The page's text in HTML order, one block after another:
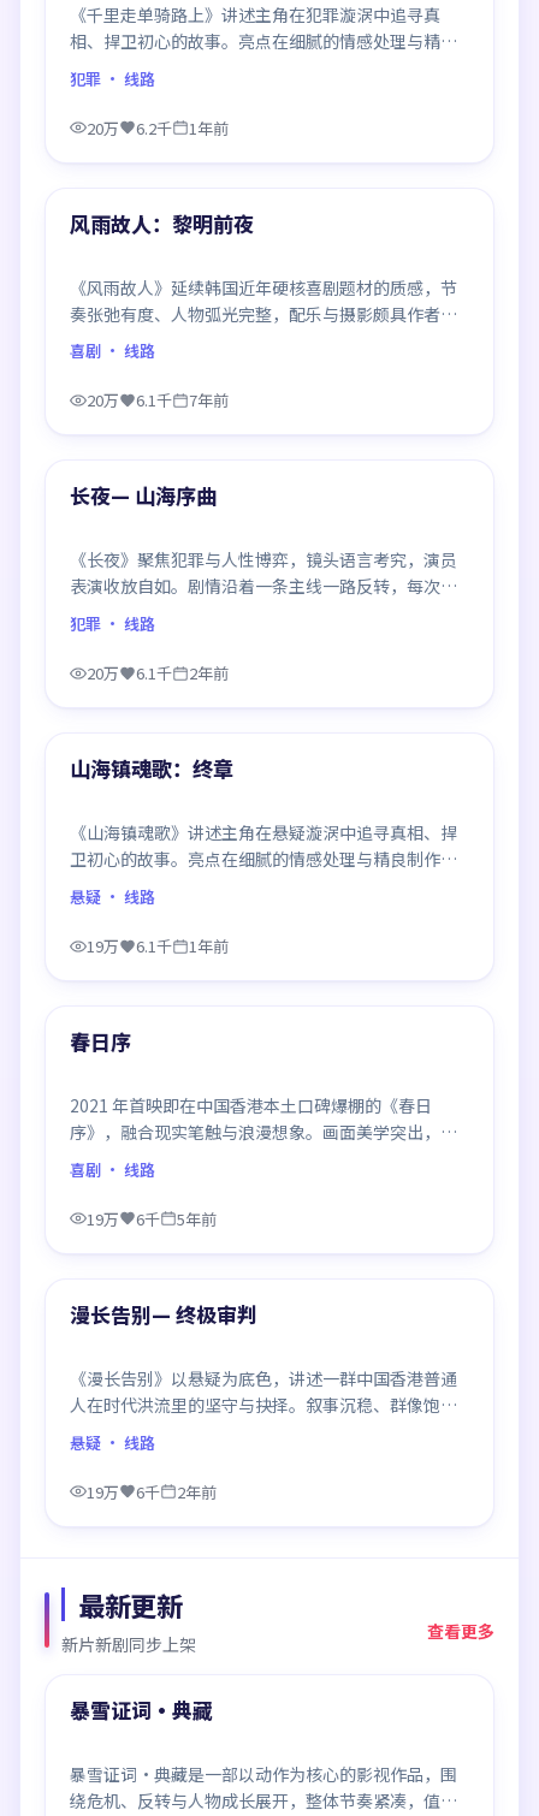
《千里走单骑路上》讲述主角在犯罪漩涡中追寻真
相、捍卫初心的故事。亮点在细腻的情感处理与精良
制作，感情戏与动作戏比例平衡，节奏舒服。
犯罪 · 线路
20万 6.2千 1年前
精选
风雨故人：黎明前夜
《风雨故人》延续韩国近年硬核喜剧题材的质感，节
奏张弛有度、人物弧光完整，配乐与摄影颇具作者风
格，是一部值得逐帧细看的诚意之作。
喜剧 · 线路
20万 6.1千 7年前
精选
长夜— 山海序曲
《长夜》聚焦犯罪与人性博弈，镜头语言考究，演员
表演收放自如。剧情沿着一条主线一路反转，每次揭
晓都重塑前情认知，悬念感拉满。
犯罪 · 线路
20万 6.1千 2年前
精选
山海镇魂歌：终章
《山海镇魂歌》讲述主角在悬疑漩涡中追寻真相、捍
卫初心的故事。亮点在细腻的情感处理与精良制作，
感情戏与动作戏比例平衡，节奏舒服。
悬疑 · 线路
19万 6.1千 1年前
精选
春日序
2021 年首映即在中国香港本土口碑爆棚的《春日
序》，融合现实笔触与浪漫想象。画面美学突出，节
奏拿捏到位，是当年话题度居高不下的代表作。
喜剧 · 线路
19万 6千 5年前
精选
漫长告别— 终极审判
《漫长告别》以悬疑为底色，讲述一群中国香港普通
人在时代洪流里的坚守与抉择。叙事沉稳、群像饱
满，每一场对手戏都打磨得克制而精确，回味悠长。
悬疑 · 线路
19万 6千 2年前
最新更新
新片新剧同步上架
查看更多
最新
99:27
暴雪证词·典藏
暴雪证词·典藏是一部以动作为核心的影视作品，围
绕危机、反转与人物成长展开，整体节奏紧凑，值得